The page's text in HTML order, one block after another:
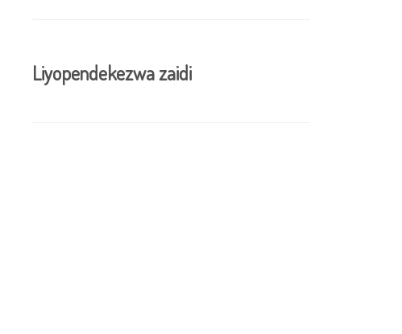
Liyopendekezwa zaidi